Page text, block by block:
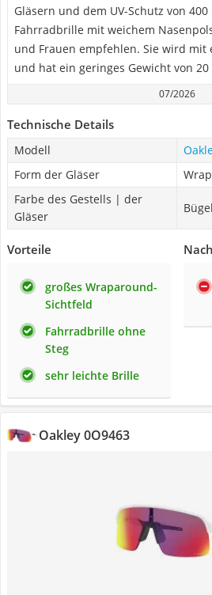
Gläsern und dem UV-Schutz von
Fahrradbrille mit weichem
und Frauen empfehlen. Sie wird mit
und hat ein geringes Gewicht von 20
07/2026
Technische Details
Modell
Form der Gläser
Farbe des Gestells | der
Gläser
Vorteile
großes Wraparound-
Sichtfeld
Fahrradbrille ohne
Steg
sehr leichte Brille
Oakley 0O9463